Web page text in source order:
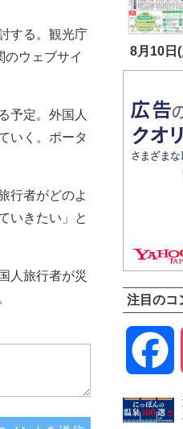
する。観光庁
ウェブサイ
予定。外国人
いく。ポータ
行者がどのよ
いきたい」と
人旅行者が災
8月10日
注目のコ